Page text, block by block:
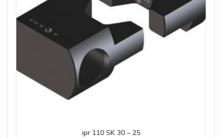
ipr 110 SK 30 – 25